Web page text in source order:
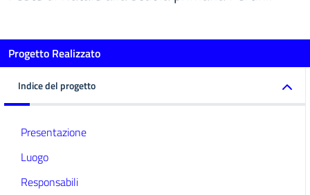
Progetto Realizzato
Indice del progetto
Presentazione
Luogo
Responsabili